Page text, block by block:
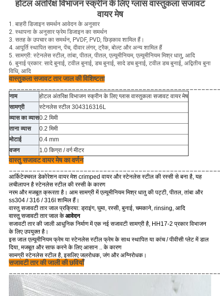
होटल अंतरिक्ष विभाजन स्क्रीन के लिए ग्लास वास्तुकला सजावट
वायर मेष
1. बाहरी डिजाइन समर्थन आवेदन के अनुसार
2. स्थापना के अनुसार फ्रेम डिजाइन का समर्थन
3. सतह के उपचार का समर्थन, PVDF, PVD, छिड़काव शामिल हैं।
4. आपूर्ति स्थापित सामान, पेंच, दीवार लंगर, ट्रैक, बोल्ट और अन्य शामिल हैं
5. सामग्री: स्टेनलेस स्टील, तांबा, पीतल, पीतल, एल्यूमीनियम, एल्यूमीनियम मिश्र धातु, आदि
6. बुनाई प्रकार: सादे बुनाई, टवील बुनाई, डच बुनाई, सादे डच बुनाई, टवील डच बुनाई, अद्वितीय बुना
विधि, आदि
वास्तुकला सजावट तार जाल की विशिष्टता
नाम
होटल अंतरिक्ष विभाजन स्क्रीन के लिए ग्लास वास्तुकला सजावट वायर मेष
सामग्री
स्टेनलेस स्टील 304316316L
व्यास का व्यास0.2 मिमी
ताना व्यास
0.2 मिमी
मोटाई
0.4 mm
वजन
1.0 किग्रा / वर्ग मीटर
वास्तु सजावट वायर मेष का वर्णन
आर्किटेक्चरल डेकोरेशन वायर मेश crimped वायर और स्टेनलेस स्टील की रस्सी से बना है, यह
लचीलापन है स्टेनलेस स्टील की रस्सी के कारण
नरम और मजबूत क्रूरता है। आम सामग्री में एल्यूमीनियम मिश्र धातु की पट्टी, पीतल, तांबा और
ss304 / 316 / 316l शामिल हैं।
वास्तु सजावटी तार जाल प्रक्रिया: ड्राइंग, घुमा, रस्सी, बुनाई, चमकाने, rinsing, आदि
वास्तु सजावटी तार जाल के आवेदन
सजावटी तार की जाली आधुनिक निर्माण में एक नई सजावटी सामग्री है, HH17-2 प्रकार विभाजन
के लिए उपयुक्त है।
इस जाल एल्यूमीनियम फ्रेम या स्टेनलेस स्टील फ्रेम के साथ स्थापित या कांच / पीवीसी प्लेट में डाल
दिया, मजबूत और साफ करने के लिए आसान .. के कारण
सामग्री स्टेनलेस स्टील है, इसलिए जलरोधक, जंग और अग्निरोधक।
सजावटी तार की जाली की छवियाँ